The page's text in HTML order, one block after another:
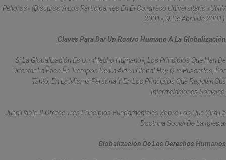
Peligros» (Discurso A Los Participantes En El Congreso Universitario «UNIV
2001», 9 De Abril De 2001).
Claves Para Dar Un Rostro Humano A La Globalización
Si La Globalización Es Un «hecho Humano», Los Principios Que Han De
Orientar La Ética En Tiempos De La Aldea Global Hay Que Buscarlos, Por
Tanto, En La Misma Persona Y En Los Principios Que Regulan Sus
Interrrelaciones Sociales.
Juan Pablo II Ofrece Tres Principios Fundamentales Sobre Los Que Gira La
Doctrina Social De La Iglesia.
Globalización De Los Derechos Humanos